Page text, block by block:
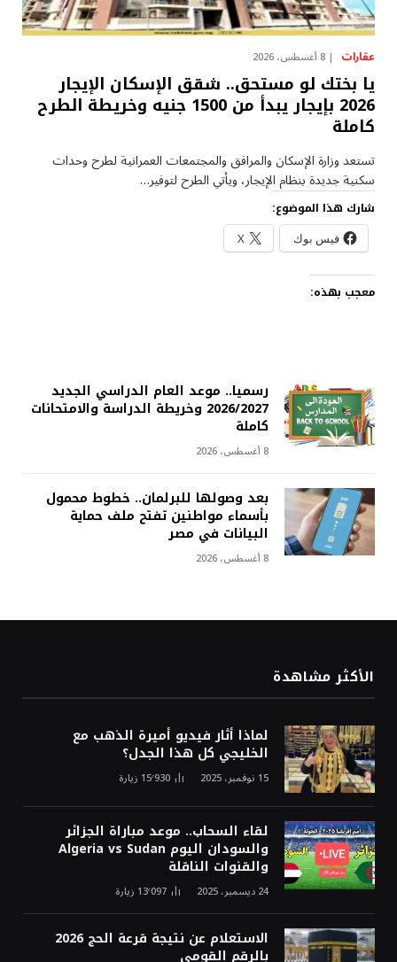
عقارات 8 أغسطس، 2026
يا بختك لو مستحق.. شقق الإسكان الإيجار
2026 بإيجار يبدأ من 1500 جنيه وخريطة الطرح
كاملة
تستعد وزارة الإسكان والمرافق والمجتمعات العمرانية لطرح وحدات
سكنية جديدة بنظام الإيجار، ويأتي الطرح لتوفير…
شارك هذا الموضوع:
فيس بوك X
معجب بهذه:
رسميا.. موعد العام الدراسي الجديد
2026/2027 وخريطة الدراسة والامتحانات
كاملة
8 أغسطس، 2026
بعد وصولها للبرلمان.. خطوط محمول
بأسماء مواطنين تفتح ملف حماية
البيانات في مصر
8 أغسطس، 2026
الأكثر مشاهدة
لماذا أثار فيديو أميرة الذهب مع
الخليجي كل هذا الجدل؟
15 نوفمبر، 2025 15٬930 زيارة
لقاء السحاب.. موعد مباراة الجزائر
والسودان اليوم Algeria vs Sudan
والقنوات الناقلة
24 ديسمبر، 2025 13٬097 زيارة
الاستعلام عن نتيجة قرعة الحج 2026
بالرقم القومي